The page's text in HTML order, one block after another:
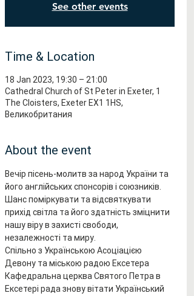
See other events
Time & Location
18 Jan 2023, 19:30 – 21:00
Cathedral Church of St Peter in Exeter, 1
The Cloisters, Exeter EX1 1HS,
Великобритания
About the event
Вечір пісень-молитв за народ України та
його англійських спонсорів і союзників.
Шанс поміркувати та відсвяткувати
прихід світла та його здатність зміцнити
нашу віру в захисті свободи,
незалежності та миру.
Спільно з Українською Асоціацією
Девону та міською радою Ексетера
Кафедральна церква Святого Петра в
Ексетері рада знову вітати Український